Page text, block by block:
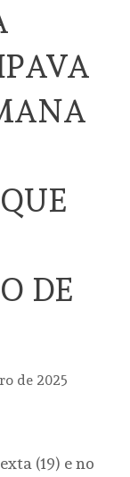
DE
de 2025
(19) e no